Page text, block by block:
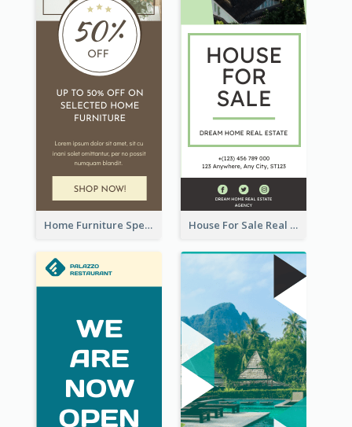
Home Furniture Special Sale Wide Skyscraper Banner House For Sale Real Estate Agent Wide Skyscraper Banner